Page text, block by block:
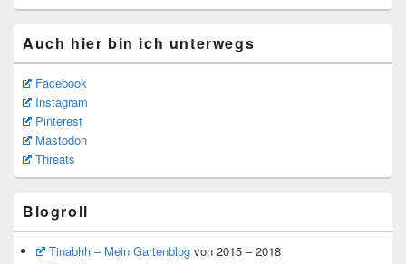
Auch hier bin ich unterwegs
Facebook
Instagram
Pinterest
Mastodon
Threats
Blogroll
Tinabhh – Mein Gartenblogvon 2015 – 2018